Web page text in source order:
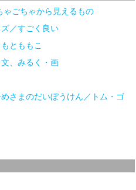
ゃごちゃから見えるもの
／すごく良い
とももこ
、みるく・画
さまのだいぼうけん／トム・ゴ